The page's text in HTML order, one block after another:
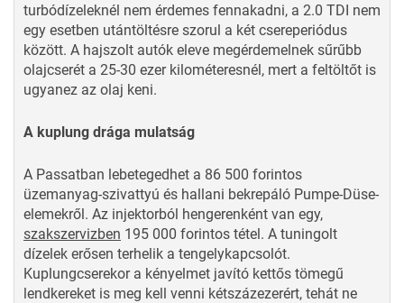
turbódízeleknél nem érdemes fennakadni, a 2.0 TDI nem
egy esetben utántöltésre szorul a két csereperiódus
között. A hajszolt autók eleve megérdemelnek sűrűbb
olajcserét a 25-30 ezer kilométeresnél, mert a feltöltőt is
ugyanez az olaj keni.
A kuplung drága mulatság
A Passatban lebetegedhet a 86 500 forintos
üzemanyag-szivattyú és hallani bekrepáló Pumpe-Düse-
elemekről. Az injektorból hengerenként van egy,
szakszervizben 195 000 forintos tétel. A tuningolt
dízelek erősen terhelik a tengelykapcsolót.
Kuplungcserekor a kényelmet javító kettős tömegű
lendkereket is meg kell venni kétszázezerért, tehát ne